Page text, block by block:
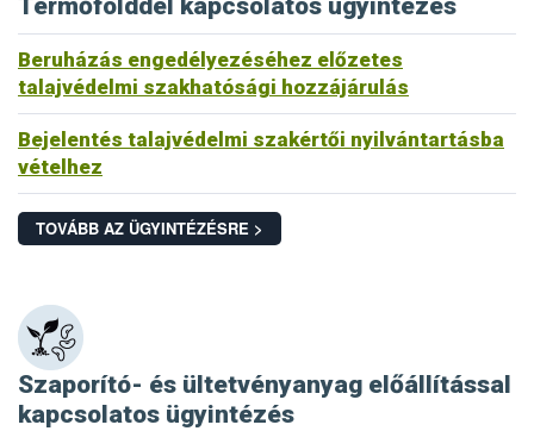
Termőfölddel kapcsolatos ügyintézés
Beruházás engedélyezéséhez előzetes
talajvédelmi szakhatósági hozzájárulás
Bejelentés talajvédelmi szakértői nyilvántartásba
vételhez
TOVÁBB AZ ÜGYINTÉZÉSRE >
Szaporító- és ültetvényanyag előállítással
kapcsolatos ügyintézés